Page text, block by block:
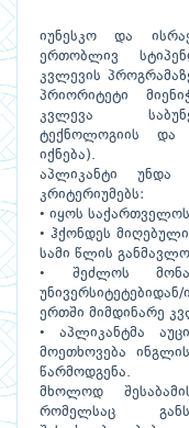
იუნესკო და
ერთობლივ
კვლევის
პრიორიტეტი
კვლევა
ტექნოლოგიის და
იქნება).
აპლიკანტი უნდა
კრიტერიუმებს:
• იყოს
• ჰქონდეს
სამი წლის
• შეძლოს
ერთში მიმდინარე
• აპლიკანტმა
მოეთხოვება
წარმოდგენა.
მხოლოდ
რომელსაც